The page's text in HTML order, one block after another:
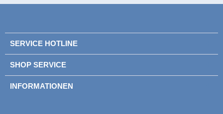
SERVICE HOTLINE
SHOP SERVICE
INFORMATIONEN